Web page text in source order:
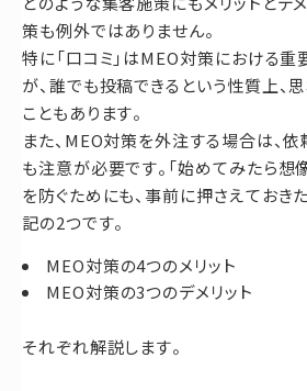
策も例外ではありません。
特に「口コミ」はMEO対策における
が、誰でも投稿できるという性質上、
こともあります。
また、MEO対策を外注する場合は、
も注意が必要です。「始めてみたら想
を防ぐためにも、事前に押さえておき
記の2つです。
MEO対策の4つのメリット
MEO対策の3つのデメリット
それぞれ解説します。